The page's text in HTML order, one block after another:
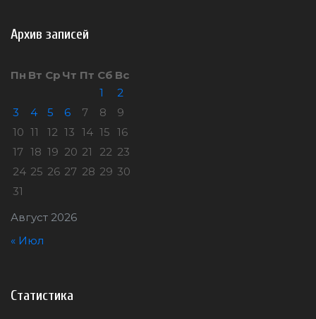
Архив записей
Август 2026
Пн Вт Ср Чт Пт Сб Вс
1
2
3
4 5 6 7 8
9
10 11 12 13 14 15 16
17 18 19 20 21 22 23
24 25 26 27 28 29 30
31
« Июл
Статистика